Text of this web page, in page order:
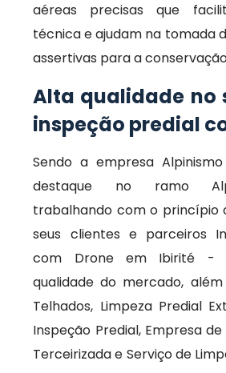
aéreas precisas que
técnica e ajudam na tomada
assertivas para a
Alta qualidade no
inspeção predial
Sendo a empresa
destaque no ramo
trabalhando com o princípio
seus clientes e parceiros
com Drone em Ibirité -
qualidade do mercado,
Telhados, Limpeza Predial
Inspeção Predial, Empresa
Terceirizada e Serviço de